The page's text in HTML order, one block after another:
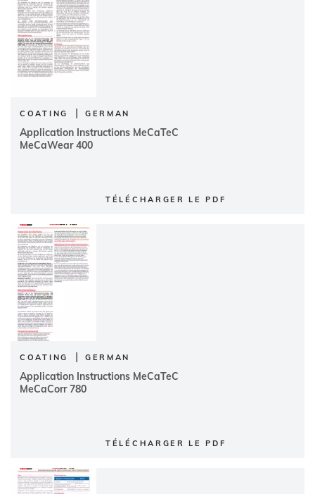
COATING | GERMAN
Application Instructions MeCaTeC
MeCaWear 400
TÉLÉCHARGER LE PDF
COATING | GERMAN
Application Instructions MeCaTeC
MeCaCorr 780
TÉLÉCHARGER LE PDF